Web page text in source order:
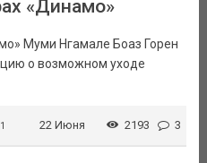
«Динамо»
Муми Нгамале Боаз Горен
о возможном уходе
22 Июня 2193 3